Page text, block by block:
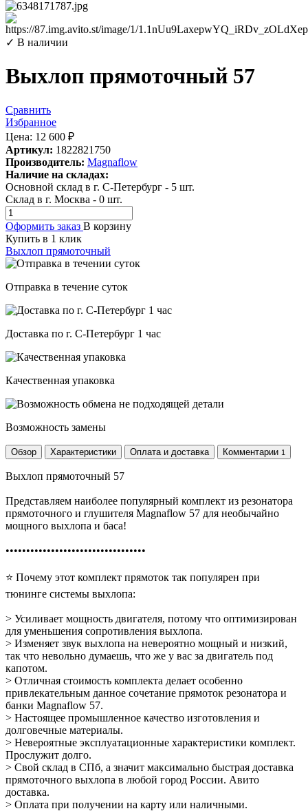
✓ В наличии
Выхлоп прямоточный 57
Сравнить
Избранное
Цена: 12 600 ₽
Артикул: 1822821750
Производитель: Magnaflow
Наличие на складах:
Основной склад в г. С-Петербург - 5 шт.
Склад в г. Москва - 0 шт.
Оформить заказ В корзину
Купить в 1 клик
Выхлоп прямоточный
Отправка в течение суток
Доставка по г. С-Петербург 1 час
Качественная упаковка
Возможность замены
Обзор Характеристики Оплата и доставка Комментарии 1
Выхлоп прямоточный 57
Представляем наиболее популярный комплект из резонатора
прямоточного и глушителя Magnaflow 57 для необычайно
мощного выхлопа и баса!
••••••••••••••••••••••••••••••••••
⭐ Почему этот комплект прямоток так популярен при
тюнинге системы выхлопа:
> Усиливает мощность двигателя, потому что оптимизирован
для уменьшения сопротивления выхлопа.
> Изменяет звук выхлопа на невероятно мощный и низкий,
так что невольно думаешь, что же у вас за двигатель под
капотом.
> Отличная стоимость комплекта делает особенно
привлекательным данное сочетание прямоток резонатора и
банки Magnaflow 57.
> Настоящее промышленное качество изготовления и
долговечные материалы.
> Невероятные эксплуатационные характеристики комплект.
Прослужит долго.
> Свой склад в СПб, а значит максимально быстрая доставка
прямоточного выхлопа в любой город России. Авито
доставка.
> Оплата при получении на карту или наличными.